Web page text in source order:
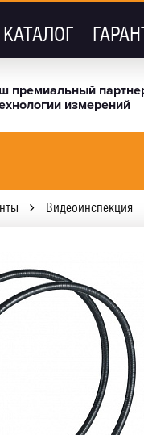
КАТАЛОГ
премиальный
измерений
Видеоинспекция